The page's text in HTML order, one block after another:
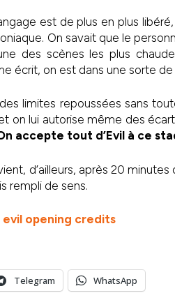
est de plus en plus
On savait que le
des scènes les plus
écrit, on est dans une sorte
limites repoussées sans
on lui autorise même des
accepte tout d’Evil à ce
d’ailleurs, après 20 minutes
rempli de sens.
Telegram WhatsApp